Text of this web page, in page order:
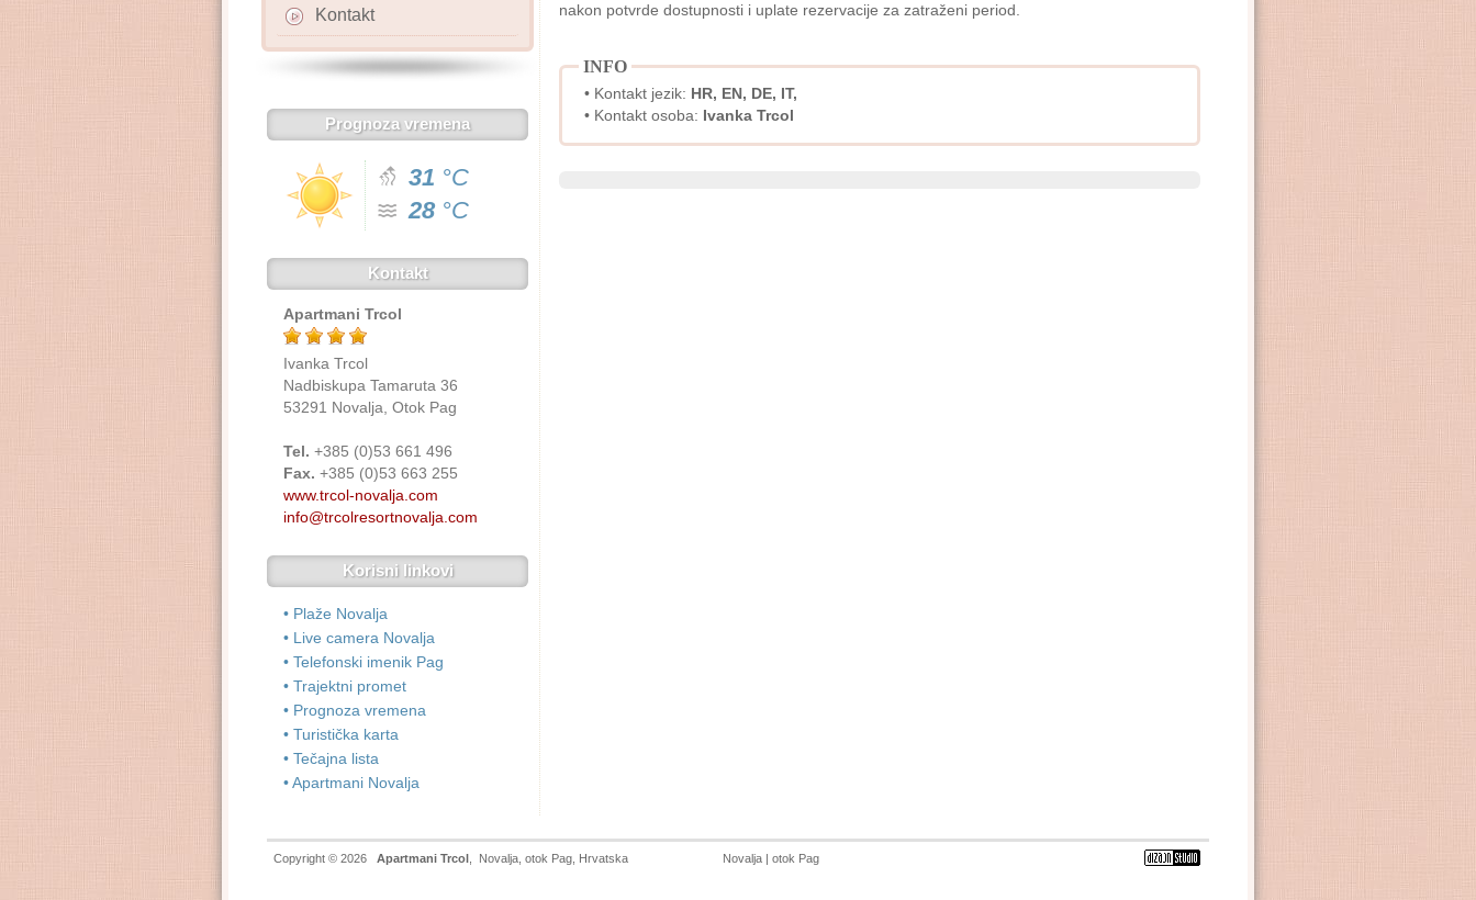
Kontakt
Prognoza vremena
31 °C
28°C
Kontakt
Apartmani Trcol
Ivanka Trcol
Nadbiskupa Tamaruta 36
53291 Novalja, Otok Pag
Tel. +385 (0)53 661 496
Fax. +385 (0)53 663 255
www.trcol-novalja.com
info@trcolresortnovalja.com
Korisni linkovi
• Plaže Novalja
• Live camera Novalja
• Telefonski imenik Pag
• Trajektni promet
• Prognoza vremena
• Turistička karta
• Tečajna lista
• Apartmani Novalja
nakon potvrde dostupnosti i uplate rezervacije za zatraženi period.
INFO
• Kontakt jezik: HR, EN, DE, IT,
• Kontakt osoba: Ivanka Trcol
Copyright © 2026 Apartmani Trcol Novalja otok Pag , Hrvatska Novalja | otok Pag